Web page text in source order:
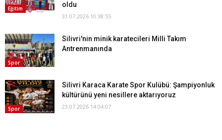
Eğitim
oldu
31.07.2026 10:38:55
Spor
Silivri'nin minik karatecileri Milli Takım
Antrenmanında
Spor
Silivri Karaca Karate Spor Kulübü: Şampiyonluk
kültürünü yeni nesillere aktarıyoruz
23.07.2026 14:04:07